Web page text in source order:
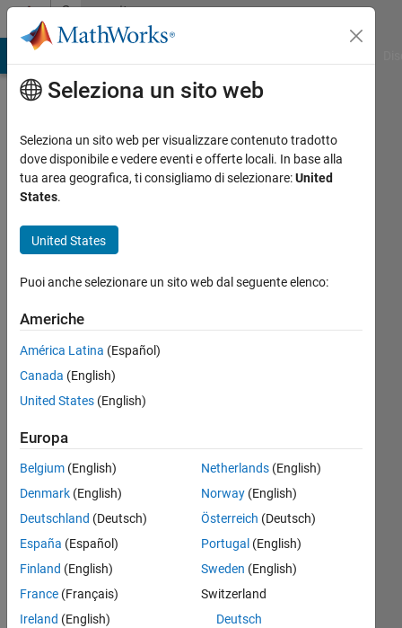
Vai al contenutoCommunity
Profile
지
민
이
Last
oltre 4
anni fa
Attivo
dal 2021
Following:
Follow
Seleziona un sito web
Seleziona un sito web per visualizzare contenuto tradotto
dove disponibile e vedere eventi e offerte locali. In base alla
tua area geografica, ti consigliamo di selezionare:United
States.
United States
Puoi anche selezionare un sito web dal seguente elenco:
Americhe
América Latina (Español)
Canada (English)
United States (English)
Europa
Belgium (English)
Denmark (English)
Deutschland (Deutsch)
España (Español)
Finland (English)
France (Français)
Ireland (English)
Netherlands(English)
Norway(English)
Österreich (Deutsch)
Portugal (English)
Sweden (English)
Switzerland
Deutsch